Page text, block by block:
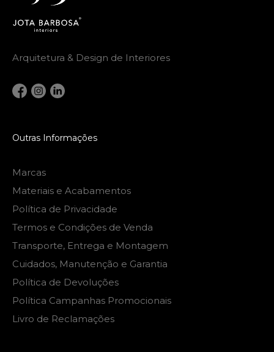
Arquitetura & Design de Interiores
Outras Informações
Marcas
Materiais e Acabamentos
Política de Privacidade
Termos e Condições de Venda
Transporte, Entrega e Montagem
Cuidados, Manutenção e Garantia
Política de Devoluções
Política Campanhas Promocionais
Livro de Reclamações